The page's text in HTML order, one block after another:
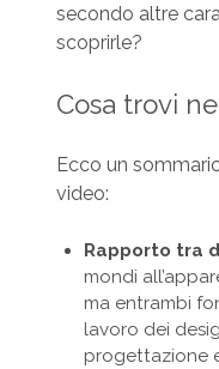
secondo altre
scoprirle?
Cosa trovi
Ecco un
video:
Rapporto tra
mondi
ma entrambi
lavoro dei
progettazione